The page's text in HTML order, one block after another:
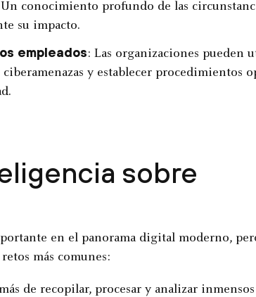
conocimiento profundo de las
su impacto.
empleados: Las organizaciones pueden
ciberamenazas y establecer procedimientos
sobre
en el panorama digital moderno,
más comunes:
de recopilar, procesar y analizar